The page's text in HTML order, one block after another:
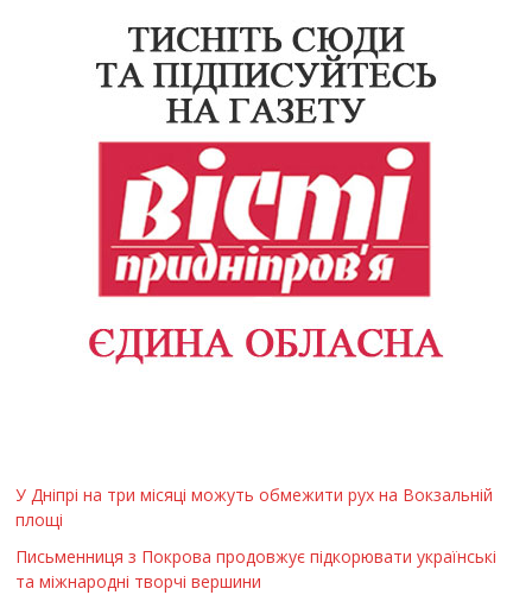
У Дніпрі на три місяці можуть обмежити рух на Вокзальній
площі
Письменниця з Покрова продовжує підкорювати українські
та міжнародні творчі вершини